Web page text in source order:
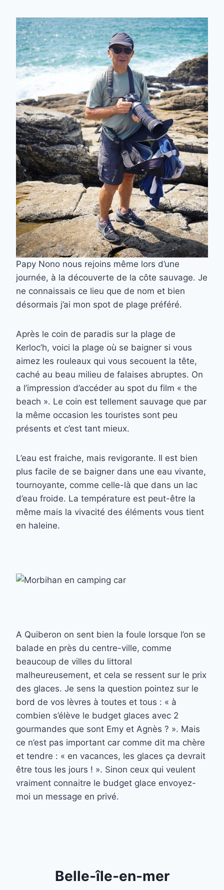
Papy Nono nous rejoins même lors d’une
journée, à la découverte de la côte sauvage. Je
ne connaissais ce lieu que de nom et bien
désormais j’ai mon spot de plage préféré.
Après le coin de paradis sur la plage de
Kerloc’h, voici la plage où se baigner si vous
aimez les rouleaux qui vous secouent la tête,
caché au beau milieu de falaises abruptes. On
a l’impression d’accéder au spot du film « the
beach ». Le coin est tellement sauvage que par
la même occasion les touristes sont peu
présents et c’est tant mieux.
L’eau est fraiche, mais revigorante. Il est bien
plus facile de se baigner dans une eau vivante,
tournoyante, comme celle-là que dans un lac
d’eau froide. La température est peut-être la
même mais la vivacité des éléments vous tient
en haleine.
A Quiberon on sent bien la foule lorsque l’on se
balade en près du centre-ville, comme
beaucoup de villes du littoral
malheureusement, et cela se ressent sur le prix
des glaces. Je sens la question pointez sur le
bord de vos lèvres à toutes et tous : « à
combien s’élève le budget glaces avec 2
gourmandes que sont Emy et Agnès ? ». Mais
ce n’est pas important car comme dit ma chère
et tendre : « en vacances, les glaces ça devrait
être tous les jours ! ». Sinon ceux qui veulent
vraiment connaitre le budget glace envoyez-
moi un message en privé.
Belle-île-en-mer